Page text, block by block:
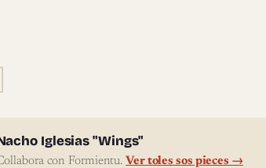
l'autor
Iglesias "Wings"
con Formientu.Ver toles sos pieces →